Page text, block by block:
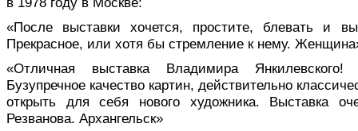
«После выставки хочется, простите, блевать и
Прекрасное, или хотя бы стремление к нему.
«Отличная выставка Владимира
Бузупречное качество картин, действительно
открыть для себя нового художника. Выставка
Резванова. Архангельск»